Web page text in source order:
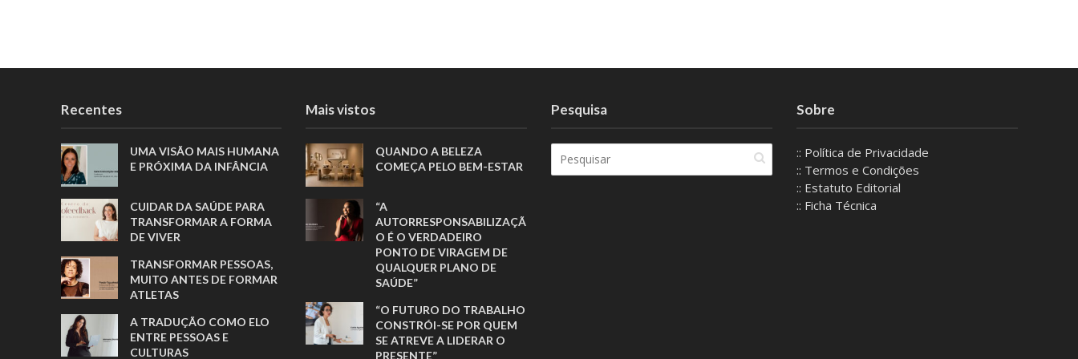
Recentes
UMA VISÃO MAIS HUMANA
E PRÓXIMA DA INFÂNCIA
CUIDAR DA SAÚDE PARA
TRANSFORMAR A FORMA
DE VIVER
TRANSFORMAR PESSOAS,
MUITO ANTES DE FORMAR
ATLETAS
A TRADUÇÃO COMO ELO
ENTRE PESSOAS E
CULTURAS
Mais vistos
QUANDO A BELEZA
COMEÇA PELO BEM-ESTAR
“A
AUTORRESPONSABILIZAÇÃ
O É O VERDADEIRO
PONTO DE VIRAGEM DE
QUALQUER PLANO DE
SAÚDE”
“O FUTURO DO TRABALHO
CONSTRÓI-SE POR QUEM
SE ATREVE A LIDERAR O
PRESENTE”
Pesquisa Sobre
:: Política de Privacidade
:: Termos e Condições
:: Estatuto Editorial
:: Ficha Técnica